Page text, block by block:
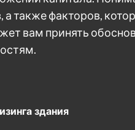
также факторов,
вам принять
здания